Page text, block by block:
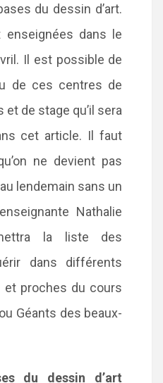
du dessin d’art.
enseignées dans le
Il est possible de
de ces centres de
de stage qu’il sera
cet article. Il faut
ne devient pas
lendemain sans un
Nathalie
la liste des
dans différents
et proches du cours
ou Géants des beaux-
du dessin d’art